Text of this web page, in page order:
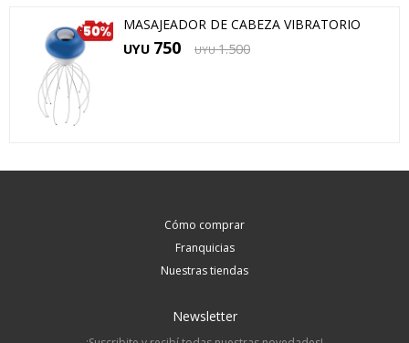
MASAJEADOR DE CABEZA VIBRATORIO
UYU 750 UYU 1.500
Cómo comprar
Franquicias
Nuestras tiendas
Newsletter